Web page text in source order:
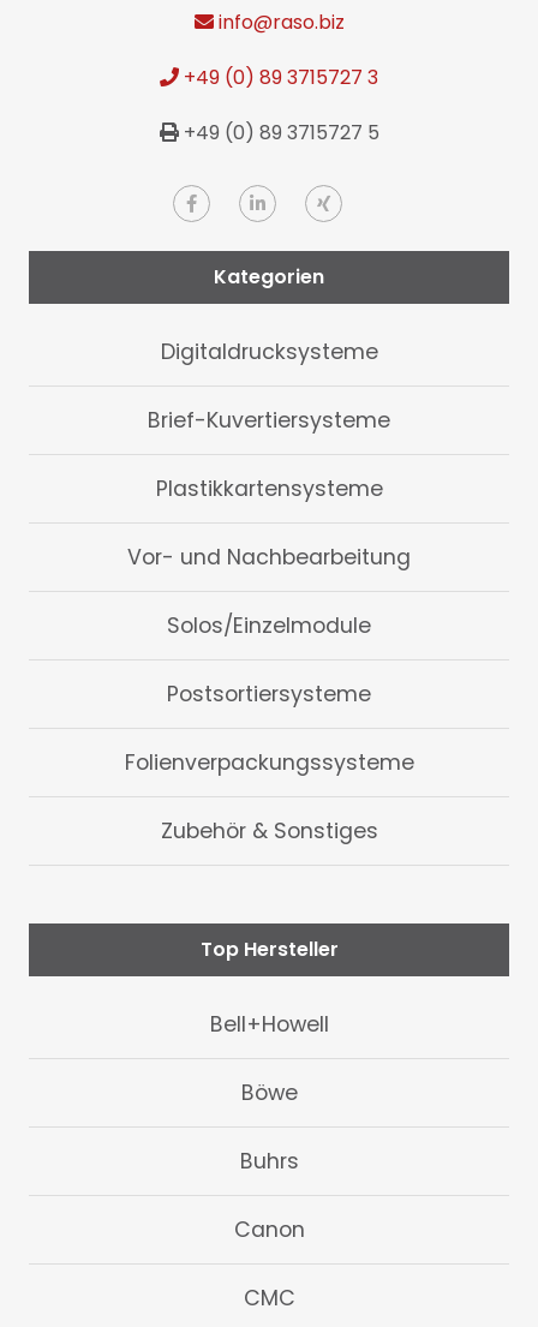
info@raso.biz
+49 (0) 89 3715727 3
+49 (0) 89 3715727 5
Kategorien
Digitaldrucksysteme
Brief-Kuvertiersysteme
Plastikkartensysteme
Vor- und Nachbearbeitung
Solos/Einzelmodule
Postsortiersysteme
Folienverpackungssysteme
Zubehör & Sonstiges
Top Hersteller
Bell+Howell
Böwe
Buhrs
Canon
CMC